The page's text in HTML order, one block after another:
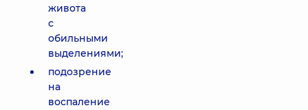
живота
с
обильными
выделениями;
подозрение
на
воспаление